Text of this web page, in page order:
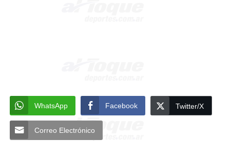
WhatsApp Facebook Twitter/X
Correo Electrónico